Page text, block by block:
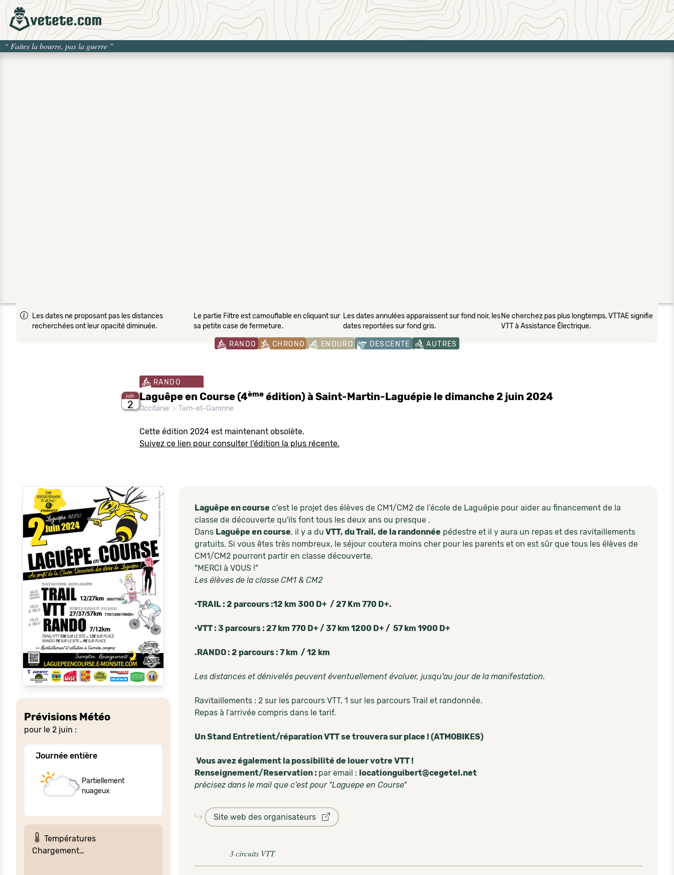
“ Faites la bourre, pas la guerre ”
Les dates ne proposant pas les distances
recherchées ont leur opacité diminuée.
Le partie Filtre est camouflable en cliquant sur
sa petite case de fermeture.
Les dates annulées apparaissent sur fond noir, les
dates reportées sur fond gris.
Ne cherchez pas plus longtemps, VTTAE signifie
VTT à Assistance Électrique.
RANDO CHRONO ENDURO DESCENTE AUTRES
juin
2
RANDO
Laguêpe en Course (4èmeédition) à Saint-Martin-Laguépie le dimanche 2 juin 2024
Occitanie Tarn-et-Garonne
Cette édition 2024 est maintenant obsolète.
Suivez ce lien pour consulter l'édition la plus récente.
Prévisions Météo
pour le 2 juin :
Journée entière
Partiellement
nuageux
Températures
Chargement…
Laguêpe en course c'est le projet des élèves de CM1/CM2 de l’école de Laguépie pour aider au financement de la
classe de découverte qu'ils font tous les deux ans ou presque .
Dans Laguêpe en course, il y a du VTT, du Trail, de la randonnée pédestre et il y aura un repas et des ravitaillements
gratuits. Si vous êtes très nombreux, le séjour coutera moins cher pour les parents et on est sûr que tous les élèves de
CM1/CM2 pourront partir en classe découverte.
"MERCI à VOUS !"
Les élèves de la classe CM1 & CM2
·TRAIL : 2 parcours :12 km 300 D+ / 27 Km 770 D+.
·VTT : 3 parcours : 27 km 770 D+ / 37 km 1200 D+ / 57 km 1900 D+
.RANDO : 2 parcours : 7 km / 12 km
Les distances et dénivelés peuvent éventuellement évoluer, jusqu'au jour de la manifestation.
Ravitaillements : 2 sur les parcours VTT, 1 sur les parcours Trail et randonnée.
Repas à l’arrivée compris dans le tarif.
Un Stand Entretient/réparation VTT se trouvera sur place ! (ATMOBIKES)
Vous avez également la possibilité de louer votre VTT !
Renseignement/Reservation : par email : locationguibert@cegetel.net
précisez dans le mail que c'est pour "Laguepe en Course"
Site web des organisateurs
3 circuits VTT